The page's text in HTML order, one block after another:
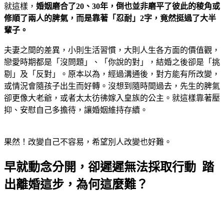
就這樣， 婚姻磨合了20 、30年，倒也並非磨平了彼此的稜角或
修順了兩人的脾氣，而是靠著「忍耐」2字，竟然挺過了大半
輩子。
夫妻之間的差異，小則生活習慣，大則人生各方面的價值觀，
戀愛時期都是「沒問題」、「你說的對」，結婚之後卻是「挑
剔」及「反對」。原本以為，經過溝通後，對方能有所改變，
或情況會隨孩子出生而好轉。沒想到隨時間過去，先生的脾氣
卻更像大老爺，或者太太彷彿嫁入皇族的公主。就這樣靠著壓
抑、安慰自己多擔待，讓婚姻維持存續。
果然！改變自己不容易，希望別人改變也好難。
早就動念分開，卻遲遲無法採取行動 踏
出離婚這步，為何這麼難？